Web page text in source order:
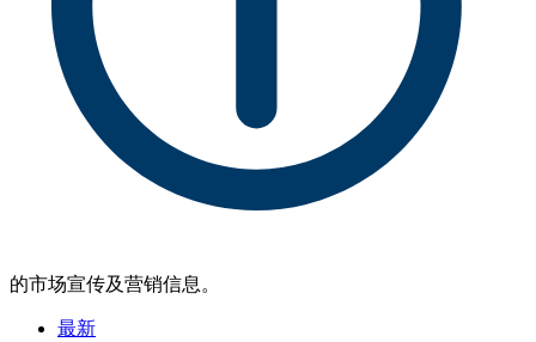
的市场宣传及营销信息。
最新